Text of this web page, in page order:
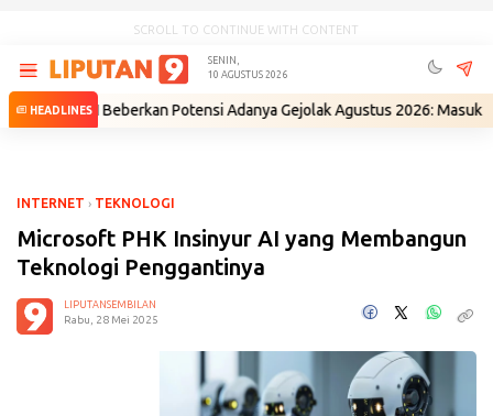
SCROLL TO CONTINUE WITH CONTENT
SENIN,
10 AGUSTUS 2026
HEADLINES
Beberkan Potensi Adanya Gejolak Agustus 2026: Masuk Fase Krisis,
INTERNET › TEKNOLOGI
Microsoft PHK Insinyur AI yang Membangun
Teknologi Penggantinya
LIPUTANSEMBILAN
Rabu, 28 Mei 2025